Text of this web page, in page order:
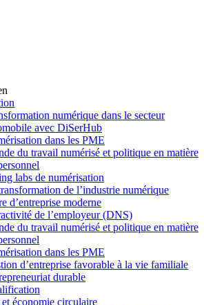
numérique dans le secteur
avec DiSerHub
dans les PME
du travail numérisé et politique en matière
labs de numérisation
de l’industrie numérique
d’entreprise moderne
de l’employeur (DNS)
du travail numérisé et politique en matière
dans les PME
d’entreprise favorable à la vie familiale
durable
économie circulaire